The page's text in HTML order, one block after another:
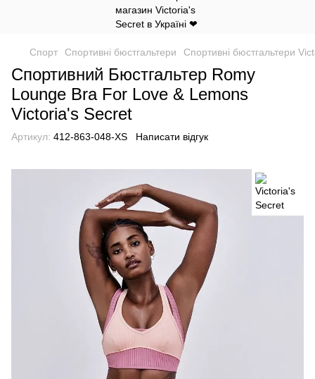
Спорт Спортивні бюстгальтери Спортивні бюстгальтери
Спортивний Бюстгальтер Romy
Lounge Bra For Love & Lemons
Victoria's Secret
Артикул: 412-863-048-XS Написати відгук